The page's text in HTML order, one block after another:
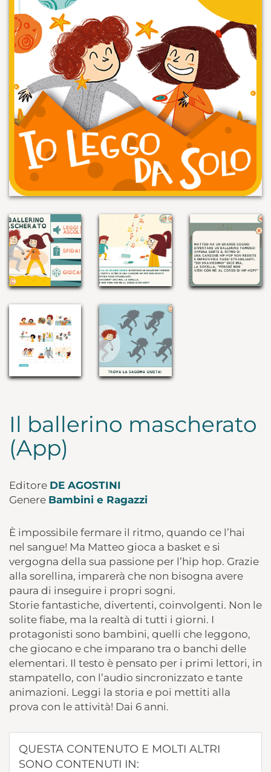
Il ballerino mascherato
(App)
Editore DE AGOSTINI
Genere Bambini e Ragazzi
È impossibile fermare il ritmo, quando ce l’hai
nel sangue! Ma Matteo gioca a basket e si
vergogna della sua passione per l’hip hop. Grazie
alla sorellina, imparerà che non bisogna avere
paura di inseguire i propri sogni.
Storie fantastiche, divertenti, coinvolgenti. Non le
solite fiabe, ma la realtà di tutti i giorni. I
protagonisti sono bambini, quelli che leggono,
che giocano e che imparano tra o banchi delle
elementari. Il testo è pensato per i primi lettori, in
stampatello, con l’audio sincronizzato e tante
animazioni. Leggi la storia e poi mettiti alla
prova con le attività! Dai 6 anni.
QUESTA CONTENUTO E MOLTI ALTRI
SONO CONTENUTI IN: